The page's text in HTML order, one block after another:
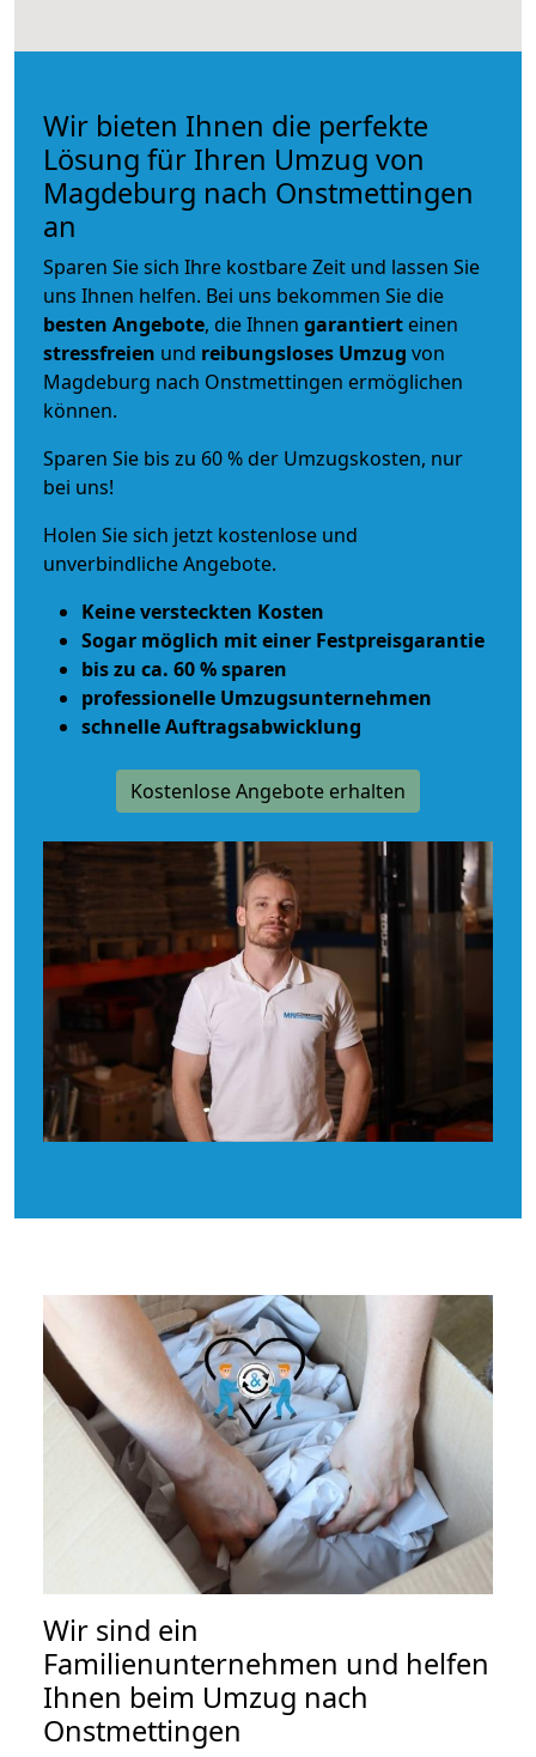
Wir bieten Ihnen die perfekte
Lösung für Ihren Umzug von
Magdeburg nach Onstmettingen
an
Sparen Sie sich Ihre kostbare Zeit und lassen Sie
uns Ihnen helfen. Bei uns bekommen Sie die
besten Angebote, die Ihnen garantiert einen
stressfreien und reibungsloses Umzug von
Magdeburg nach Onstmettingen ermöglichen
können.
Sparen Sie bis zu 60 % der Umzugskosten, nur
bei uns!
Holen Sie sich jetzt kostenlose und
unverbindliche Angebote.
Keine versteckten Kosten
Sogar möglich mit einer Festpreisgarantie
bis zu ca. 60 % sparen
professionelle Umzugsunternehmen
schnelle Auftragsabwicklung
Kostenlose Angebote erhalten
Wir sind ein
Familienunternehmen und helfen
Ihnen beim Umzug nach
Onstmettingen